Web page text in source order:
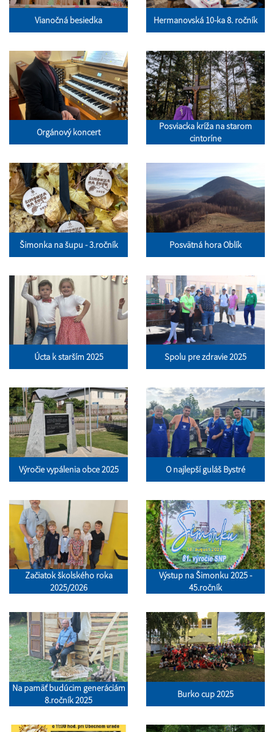
Vianočná besiedka Hermanovská 10-ka 8. ročník
Orgánový koncert
Posviacka kríža na starom
cintoríne
Šimonka na šupu - 3.ročník Posvätná hora Oblík
Úcta k starším 2025 Spolu pre zdravie 2025
Výročie vypálenia obce 2025 O najlepší guláš Bystré
Začiatok školského roka
2025/2026
Výstup na Šimonku 2025 -
45.ročník
Na pamäť budúcim generáciám
8.ročník 2025
Burko cup 2025